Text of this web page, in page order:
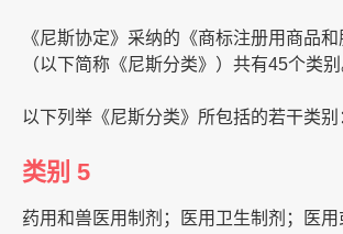
《尼斯协定》采纳的《商标注册用商品和
（以下简称《尼斯分类》）共有45个类别
以下列举《尼斯分类》所包括的若干类别
类别 5
药用和兽医用制剂；医用卫生制剂；医